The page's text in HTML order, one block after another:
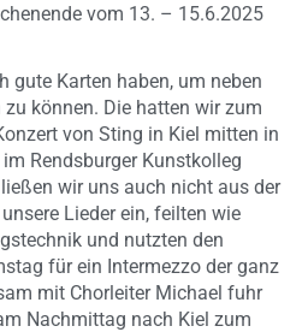
vom 13. – 15.6.2025
gute Karten haben, um neben
können. Die hatten wir zum
von Sting in Kiel mitten in
Rendsburger Kunstkolleg
wir uns auch nicht aus der
Lieder ein, feilten wie
und nutzten den
für ein Intermezzo der ganz
mit Chorleiter Michael fuhr
Nachmittag nach Kiel zum